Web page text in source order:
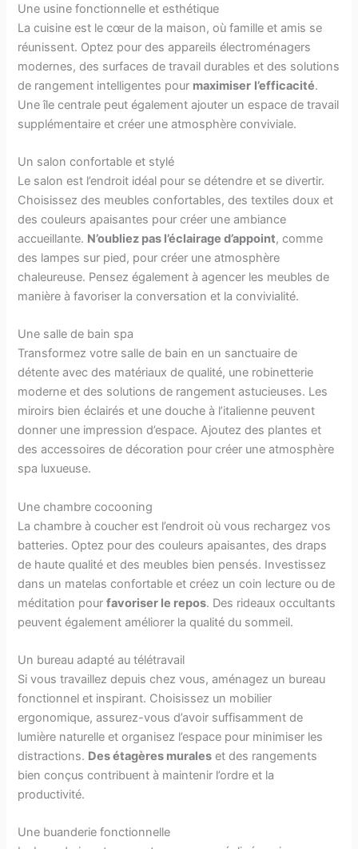
Une usine fonctionnelle et esthétique
La cuisine est le cœur de la maison, où famille et amis se
réunissent. Optez pour des appareils électroménagers
modernes, des surfaces de travail durables et des solutions
de rangement intelligentes pour maximiser l’efficacité.
Une île centrale peut également ajouter un espace de travail
supplémentaire et créer une atmosphère conviviale.
Un salon confortable et stylé
Le salon est l’endroit idéal pour se détendre et se divertir.
Choisissez des meubles confortables, des textiles doux et
des couleurs apaisantes pour créer une ambiance
accueillante. N’oubliez pas l’éclairage d’appoint, comme
des lampes sur pied, pour créer une atmosphère
chaleureuse. Pensez également à agencer les meubles de
manière à favoriser la conversation et la convivialité.
Une salle de bain spa
Transformez votre salle de bain en un sanctuaire de
détente avec des matériaux de qualité, une robinetterie
moderne et des solutions de rangement astucieuses. Les
miroirs bien éclairés et une douche à l’italienne peuvent
donner une impression d’espace. Ajoutez des plantes et
des accessoires de décoration pour créer une atmosphère
spa luxueuse.
Une chambre cocooning
La chambre à coucher est l’endroit où vous rechargez vos
batteries. Optez pour des couleurs apaisantes, des draps
de haute qualité et des meubles bien pensés. Investissez
dans un matelas confortable et créez un coin lecture ou de
méditation pourfavoriser le repos. Des rideaux occultants
peuvent également améliorer la qualité du sommeil.
Un bureau adapté au télétravail
Si vous travaillez depuis chez vous, aménagez un bureau
fonctionnel et inspirant. Choisissez un mobilier
ergonomique, assurez-vous d’avoir suffisamment de
lumière naturelle et organisez l’espace pour minimiser les
distractions. Des étagères murales et des rangements
bien conçus contribuent à maintenir l’ordre et la
productivité.
Une buanderie fonctionnelle